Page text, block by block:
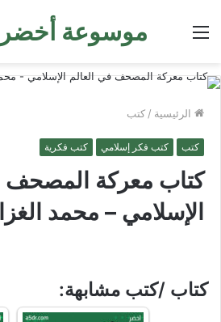
موسوعة أخضر القائمة
الرئيسية / كتب
كتب كتب فكر إسلامي كتب فكرية
كتاب معركة المصحف
الإسلامي – محمد
كتاب /كتب مشابهة: